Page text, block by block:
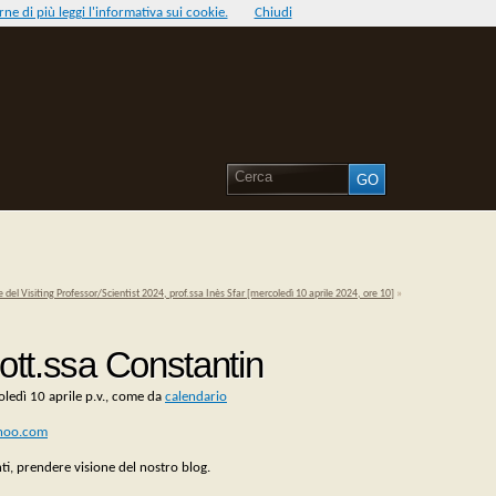
del Visiting Professor/Scientist 2024, prof.ssa Inès Sfar [mercoledì 10 aprile 2024, ore 10] »
Constantin
10 aprile p.v., come da calendario
prendere visione del nostro blog.
di più leggi l'informativa sui cookie. Chiudi